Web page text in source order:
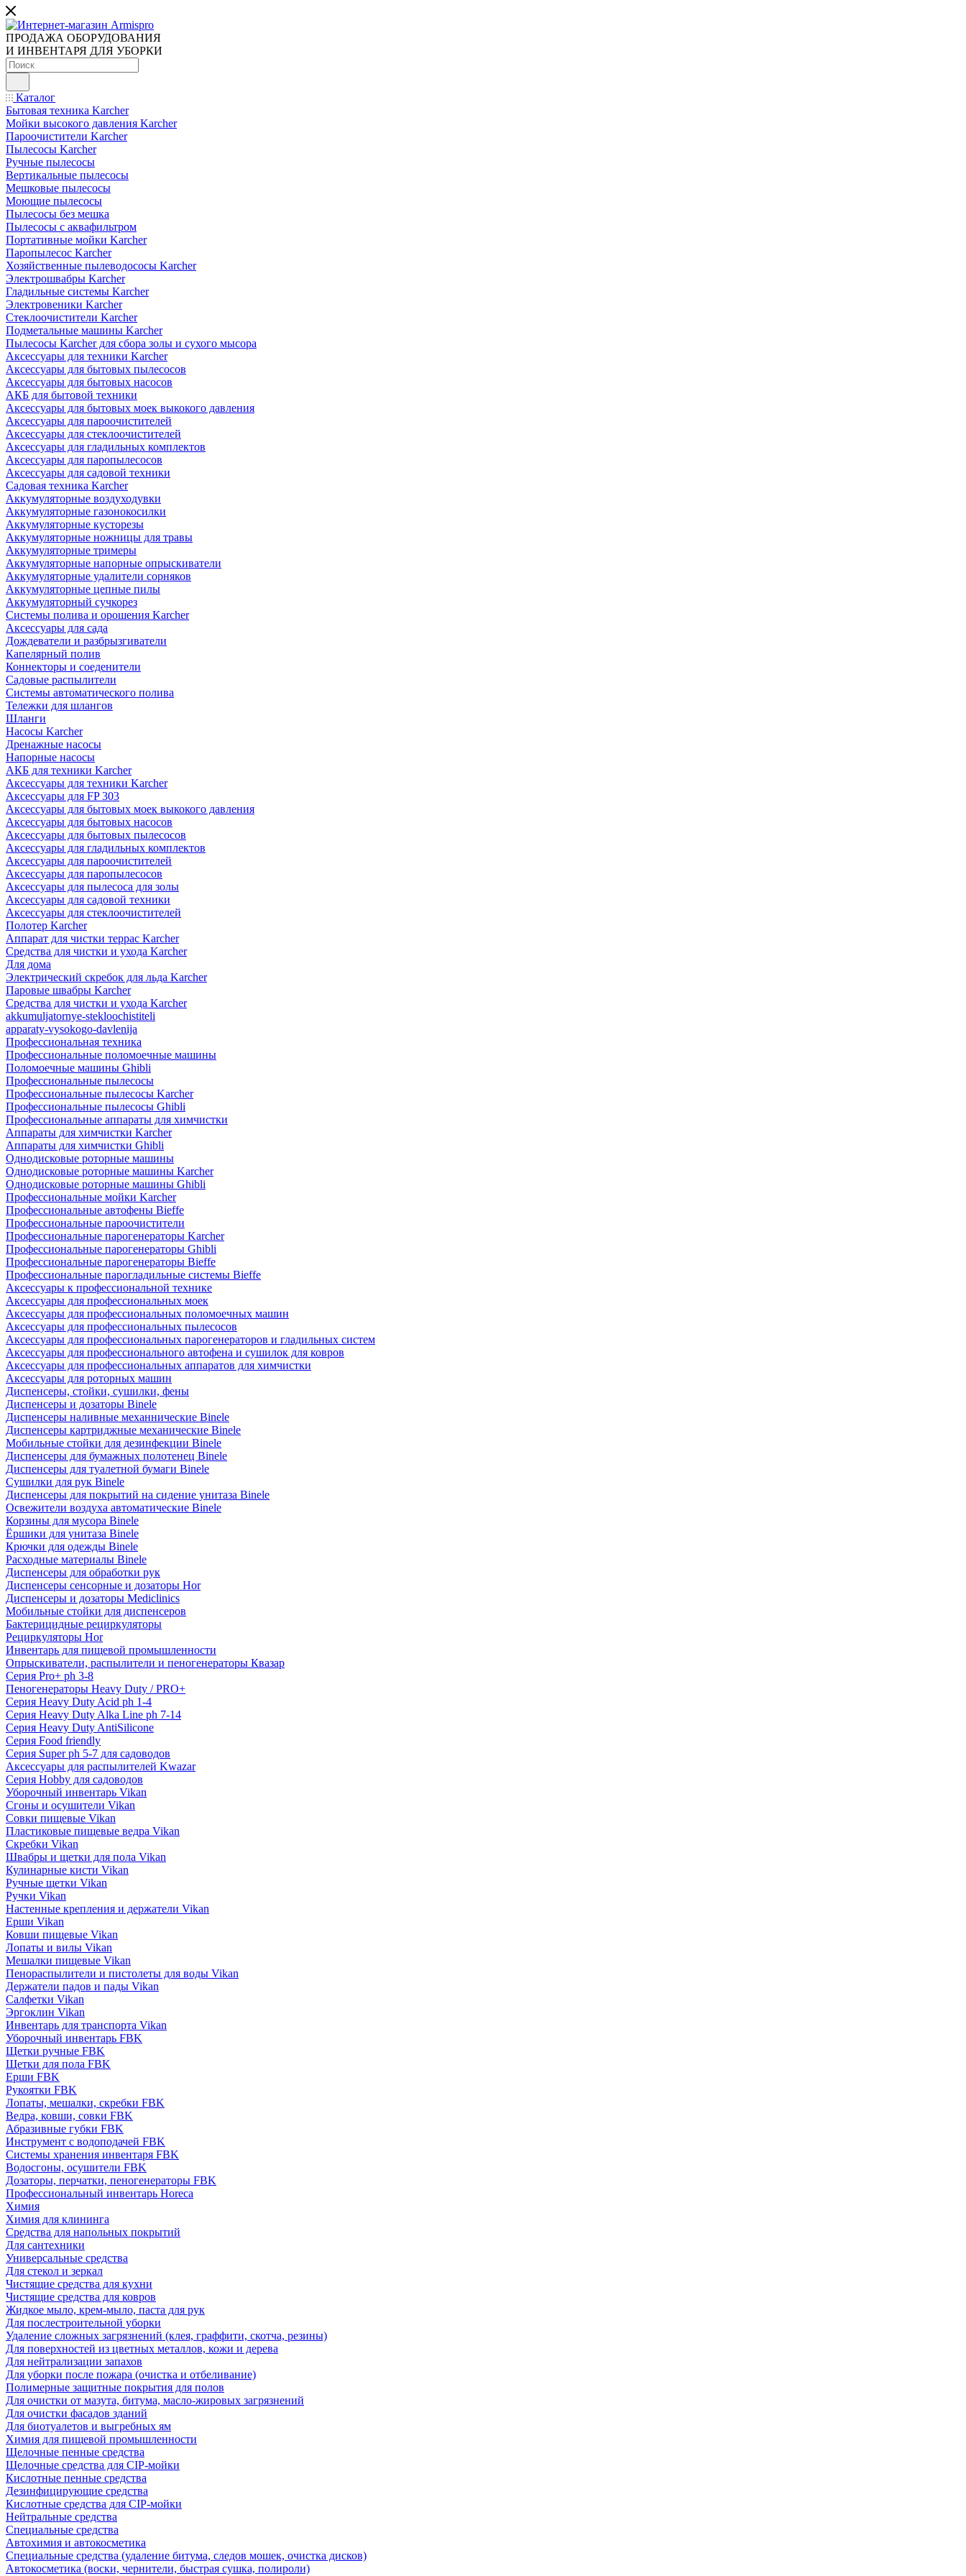
ПРОДАЖА ОБОРУДОВАНИЯ
И ИНВЕНТАРЯ ДЛЯ УБОРКИ
Каталог
Бытовая техника Karcher
Мойки высокого давления Karcher
Пароочистители Karcher
Пылесосы Karcher
Ручные пылесосы
Вертикальные пылесосы
Мешковые пылесосы
Моющие пылесосы
Пылесосы без мешка
Пылесосы с аквафильтром
Портативные мойки Karcher
Паропылесос Karcher
Хозяйственные пылеводососы Karcher
Электрошвабры Karcher
Гладильные системы Karcher
Электровеники Karcher
Стеклоочистители Karcher
Подметальные машины Karcher
Пылесосы Karcher для сбора золы и сухого мысора
Аксессуары для техники Karcher
Аксессуары для бытовых пылесосов
Аксессуары для бытовых насосов
АКБ для бытовой техники
Аксессуары для бытовых моек выкокого давления
Аксессуары для пароочистителей
Аксессуары для стеклоочистителей
Аксессуары для гладильных комплектов
Аксессуары для паропылесосов
Аксессуары для садовой техники
Садовая техника Karcher
Аккумуляторные воздуходувки
Аккумуляторные газонокосилки
Аккумуляторные кусторезы
Аккумуляторные ножницы для травы
Аккумуляторные тримеры
Аккумуляторные напорные опрыскиватели
Аккумуляторные удалители сорняков
Аккумуляторные цепные пилы
Аккумуляторный сучкорез
Системы полива и орошения Karcher
Аксессуары для сада
Дождеватели и разбрызгиватели
Капелярный полив
Коннекторы и соеденители
Садовые распылители
Системы автоматического полива
Тележки для шлангов
Шланги
Насосы Karcher
Дренажные насосы
Напорные насосы
АКБ для техники Karcher
Аксессуары для техники Karcher
Аксессуары для FP 303
Аксессуары для бытовых моек выкокого давления
Аксессуары для бытовых насосов
Аксессуары для бытовых пылесосов
Аксессуары для гладильных комплектов
Аксессуары для пароочистителей
Аксессуары для паропылесосов
Аксессуары для пылесоса для золы
Аксессуары для садовой техники
Аксессуары для стеклоочистителей
Полотер Karcher
Аппарат для чистки террас Karcher
Средства для чистки и ухода Karcher
Для дома
Электрический скребок для льда Karcher
Паровые швабры Karcher
Средства для чистки и ухода Karcher
akkumuljatornye-stekloochistiteli
apparaty-vysokogo-davlenija
Профессиональная техника
Профессиональные поломоечные машины
Поломоечные машины Ghibli
Профессиональные пылесосы
Профессиональные пылесосы Karcher
Профессиональные пылесосы Ghibli
Профессиональные аппараты для химчистки
Аппараты для химчистки Karcher
Аппараты для химчистки Ghibli
Однодисковые роторные машины
Однодисковые роторные машины Karcher
Однодисковые роторные машины Ghibli
Профессиональные мойки Karcher
Профессиональные автофены Bieffe
Профессиональные пароочистители
Профессиональные парогенераторы Karcher
Профессиональные парогенераторы Ghibli
Профессиональные парогенераторы Bieffe
Профессиональные парогладильные системы Bieffe
Аксессуары к профессиональной технике
Аксессуары для профессиональных моек
Аксессуары для профессиональных поломоечных машин
Аксессуары для профессиональных пылесосов
Аксессуары для профессиональных парогенераторов и гладильных систем
Аксессуары для профессионального автофена и сушилок для ковров
Аксессуары для профессиональных аппаратов для химчистки
Аксессуары для роторных машин
Диспенсеры, стойки, сушилки, фены
Диспенсеры и дозаторы Binele
Диспенсеры наливные механнические Binele
Диспенсеры картриджные механические Binele
Мобильные стойки для дезинфекции Binele
Диспенсеры для бумажных полотенец Binele
Диспенсеры для туалетной бумаги Binele
Сушилки для рук Binele
Диспенсеры для покрытий на сидение унитаза Binele
Освежители воздуха автоматические Binele
Корзины для мусора Binele
Ёршики для унитаза Binele
Крючки для одежды Binele
Расходные материалы Binele
Диспенсеры для обработки рук
Диспенсеры сенсорные и дозаторы Hor
Диспенсеры и дозаторы Mediclinics
Мобильные стойки для диспенсеров
Бактерицидные рециркуляторы
Рециркуляторы Hor
Инвентарь для пищевой промышленности
Опрыскиватели, распылители и пеногенераторы Квазар
Серия Pro+ ph 3-8
Пеногенераторы Heavy Duty / PRO+
Серия Heavy Duty Acid ph 1-4
Серия Heavy Duty Alka Line ph 7-14
Серия Heavy Duty AntiSilicone
Серия Food friendly
Серия Super ph 5-7 для садоводов
Аксессуары для распылителей Kwazar
Серия Hobby для садоводов
Уборочный инвентарь Vikan
Сгоны и осушители Vikan
Совки пищевые Vikan
Пластиковые пищевые ведра Vikan
Скребки Vikan
Швабры и щетки для пола Vikan
Кулинарные кисти Vikan
Ручные щетки Vikan
Ручки Vikan
Настенные крепления и держатели Vikan
Ерши Vikan
Ковши пищевые Vikan
Лопаты и вилы Vikan
Мешалки пищевые Vikan
Пенораспылители и пистолеты для воды Vikan
Держатели падов и пады Vikan
Салфетки Vikan
Эргоклин Vikan
Инвентарь для транспорта Vikan
Уборочный инвентарь FBK
Щетки ручные FBK
Щетки для пола FBK
Ерши FBK
Рукоятки FBK
Лопаты, мешалки, скребки FBK
Ведра, ковши, совки FBK
Абразивные губки FBK
Инструмент с водоподачей FBK
Системы хранения инвентаря FBK
Водосгоны, осушители FBK
Дозаторы, перчатки, пеногенераторы FBK
Профессиональный инвентарь Horeca
Химия
Химия для клининга
Средства для напольных покрытий
Для сантехники
Универсальные средства
Для стекол и зеркал
Чистящие средства для кухни
Чистящие средства для ковров
Жидкое мыло, крем-мыло, паста для рук
Для послестроительной уборки
Удаление сложных загрязнений (клея, граффити, скотча, резины)
Для поверхностей из цветных металлов, кожи и дерева
Для нейтрализации запахов
Для уборки после пожара (очистка и отбеливание)
Полимерные защитные покрытия для полов
Для очистки от мазута, битума, масло-жировых загрязнений
Для очистки фасадов зданий
Для биотуалетов и выгребных ям
Химия для пищевой промышленности
Щелочные пенные средства
Щелочные средства для CIP-мойки
Кислотные пенные средства
Дезинфицирующие средства
Кислотные средства для CIP-мойки
Нейтральные средства
Специальные средства
Автохимия и автокосметика
Специальные средства (удаление битума, следов мошек, очистка дисков)
Автокосметика (воски, чернители, быстрая сушка, полироли)